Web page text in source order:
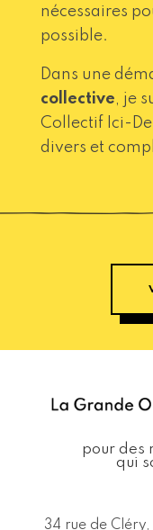
nécessaires
possible.
Dans une
collective, je
Collectif Ici-
divers et
pour des
qui
34 rue de